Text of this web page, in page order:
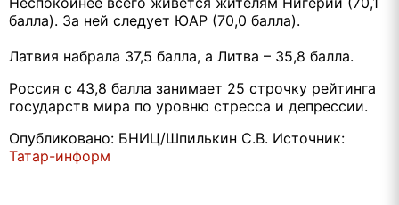
балла). За ней следует ЮАР (70,0 балла).
Латвия набрала 37,5 балла, а Литва – 35,8 балла.
Россия с 43,8 балла занимает 25 строчку рейтинга
государств мира по уровню стресса и депрессии.
Опубликовано: БНИЦ/Шпилькин С.В. Источник:
Татар-информ